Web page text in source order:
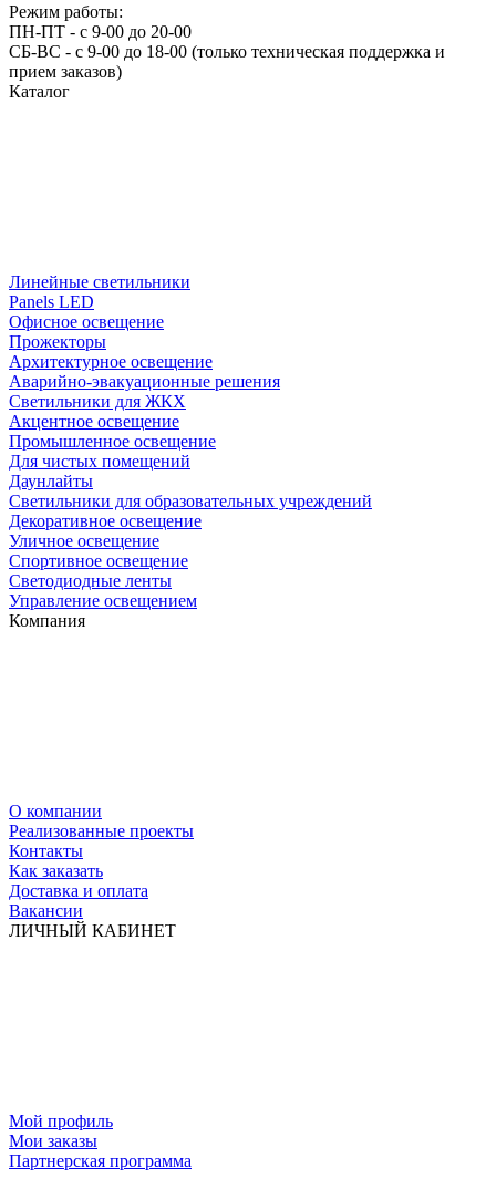
Режим работы:
ПН-ПТ - с 9-00 до 20-00
СБ-ВС - с 9-00 до 18-00 (только техническая поддержка и
прием заказов)
Каталог
Линейные светильники
Panels LED
Офисное освещение
Прожекторы
Архитектурное освещение
Аварийно-эвакуационные решения
Светильники для ЖКХ
Акцентное освещение
Промышленное освещение
Для чистых помещений
Даунлайты
Светильники для образовательных учреждений
Декоративное освещение
Уличное освещение
Спортивное освещение
Светодиодные ленты
Управление освещением
Компания
О компании
Реализованные проекты
Контакты
Как заказать
Доставка и оплата
Вакансии
ЛИЧНЫЙ КАБИНЕТ
Мой профиль
Мои заказы
Партнерская программа